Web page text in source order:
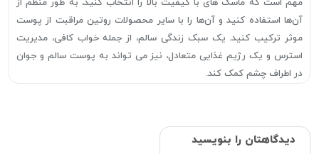
مهم است که ماسک های با کیفیت بالا را انتخاب کنید، به طور منظم از
آن‌ها استفاده کنید و آن‌ها را با سایر محصولات روتین مراقبت از پوست
موثر ترکیب کنید. یک سبک زندگی سالم، از جمله خواب کافی، مدیریت
استرس و یک رژیم غذایی متعادل، نیز می تواند به پوست سالم و جوان
در اطراف چشم کمک کند.
دیدگاهتان را بنویسید